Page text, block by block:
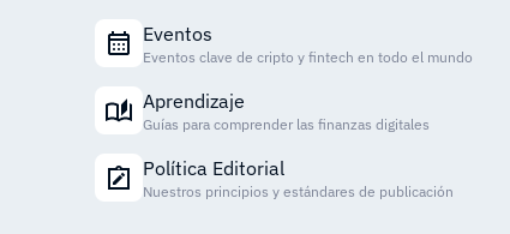
Eventos
Eventos clave de cripto y fintech en todo el mundo
Aprendizaje
Guías para comprender las finanzas digitales
Política Editorial
Nuestros principios y estándares de publicación